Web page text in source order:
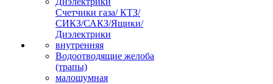
Счетчики газа/ КТЗ/
СИКЗ/САКЗ/Ящики/
Диэлектрики
внутренняя
Водоотводящие желоба
(трапы)
малошумная